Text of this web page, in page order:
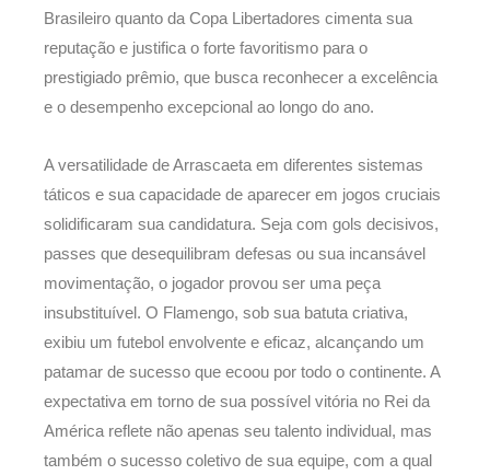
Brasileiro quanto da Copa Libertadores cimenta sua
reputação e justifica o forte favoritismo para o
prestigiado prêmio, que busca reconhecer a excelência
e o desempenho excepcional ao longo do ano.
A versatilidade de Arrascaeta em diferentes sistemas
táticos e sua capacidade de aparecer em jogos cruciais
solidificaram sua candidatura. Seja com gols decisivos,
passes que desequilibram defesas ou sua incansável
movimentação, o jogador provou ser uma peça
insubstituível. O Flamengo, sob sua batuta criativa,
exibiu um futebol envolvente e eficaz, alcançando um
patamar de sucesso que ecoou por todo o continente. A
expectativa em torno de sua possível vitória no Rei da
América reflete não apenas seu talento individual, mas
também o sucesso coletivo de sua equipe, com a qual